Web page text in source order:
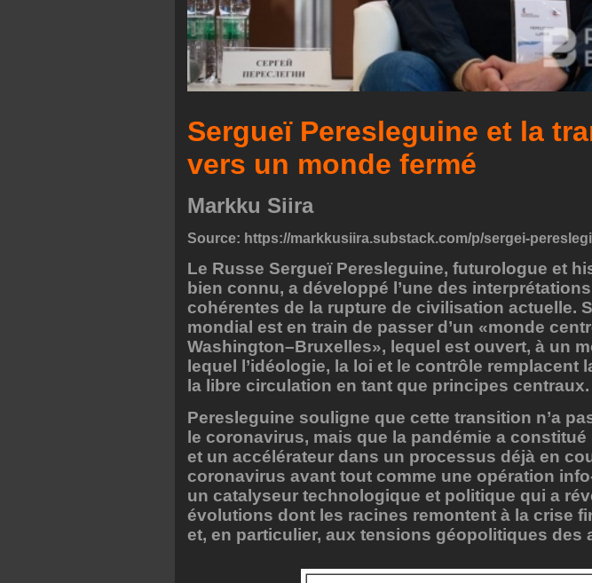
Sergueï Peresleguine et la
vers un monde fermé
Markku Siira
Source: https://markkusiira.substack.com/p/sergei-
Le Russe Sergueï Peresleguine, futurologue et
bien connu, a développé l’une des
cohérentes de la rupture de civilisation actuelle.
mondial est en train de passer d’un «monde
Washington–Bruxelles», lequel est ouvert, à un
lequel l’idéologie, la loi et le contrôle remplacent
la libre circulation en tant que principes centraux.
Peresleguine souligne que cette transition n’a
le coronavirus, mais que la pandémie a
et un accélérateur dans un processus déjà en
coronavirus avant tout comme une opération
un catalyseur technologique et politique qui a
évolutions dont les racines remontent à la crise
et, en particulier, aux tensions géopolitiques des